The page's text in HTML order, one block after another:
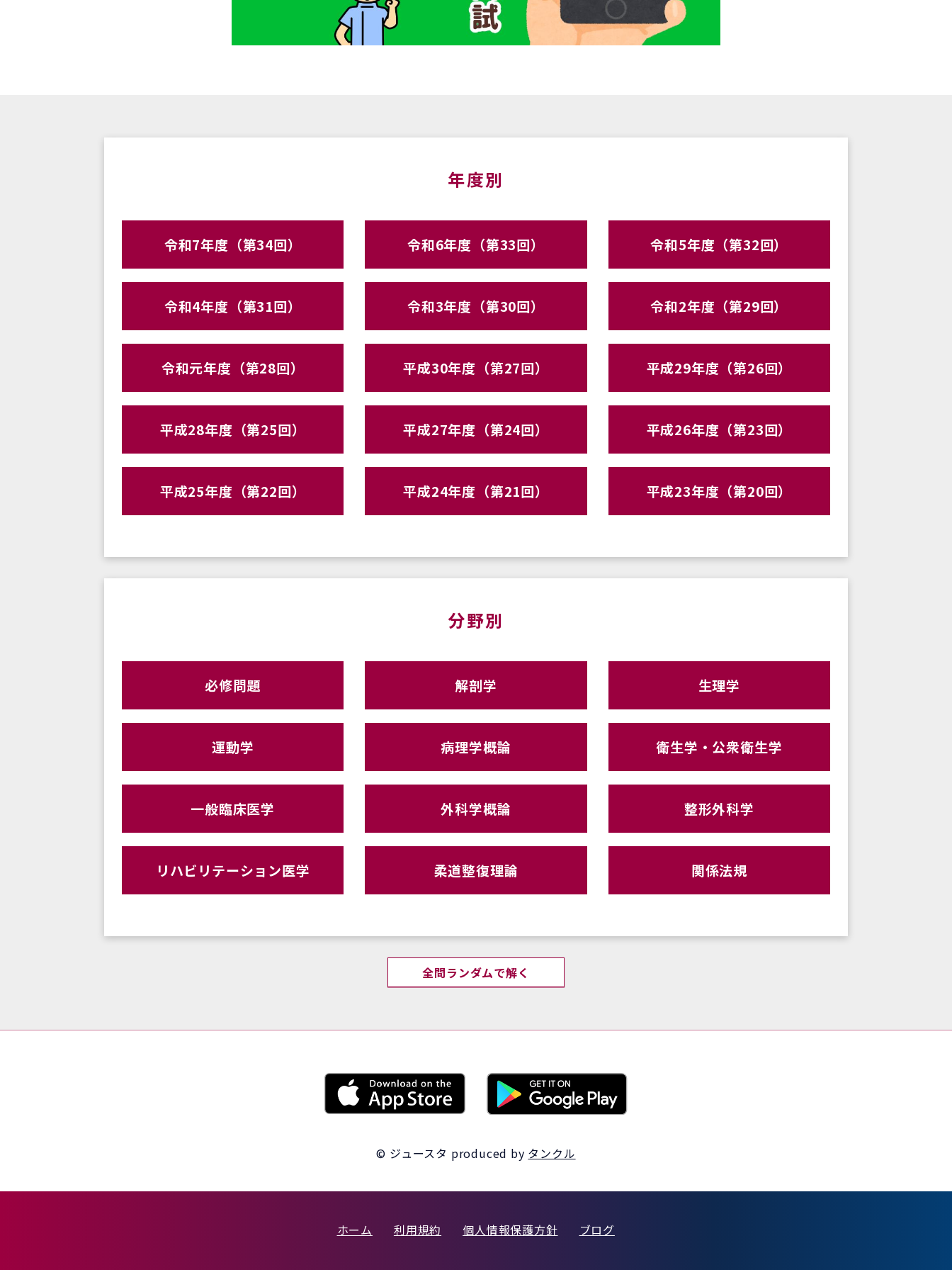
年度別
令和7年度（第34回） 令和6年度（第33回） 令和5年度（第32回）
令和4年度（第31回） 令和3年度（第30回） 令和2年度（第29回）
令和元年度（第28回） 平成30年度（第27回） 平成29年度（第26回）
平成28年度（第25回） 平成27年度（第24回） 平成26年度（第23回）
平成25年度（第22回） 平成24年度（第21回） 平成23年度（第20回）
分野別
必修問題 解剖学 生理学
運動学 病理学概論 衛生学・公衆衛生学
一般臨床医学 外科学概論 整形外科学
リハビリテーション医学 柔道整復理論 関係法規
全問ランダムで解く
© ジュースタ produced by タンクル
ホーム 利用規約 個人情報保護方針 ブログ